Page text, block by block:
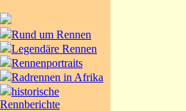
Rund um Rennen
Legendäre Rennen
Rennenportraits
Radrennen in Afrika
historische
Rennberichte